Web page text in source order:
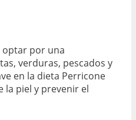
optar por una
verduras, pescados y
en la dieta Perricone
la piel y prevenir el